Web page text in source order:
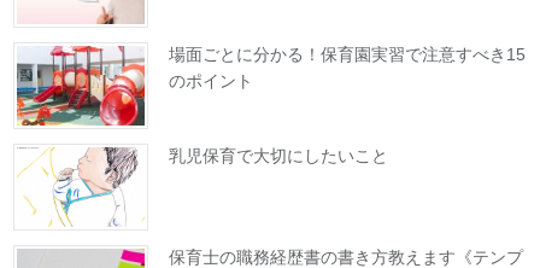
場面ごとに分かる！保育園実習で注意すべき15
のポイント
乳児保育で大切にしたいこと
保育士の職務経歴書の書き方教えます《テンプ